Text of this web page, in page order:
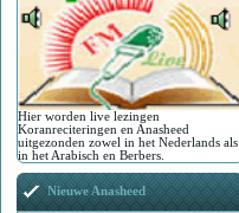
Hier worden live lezingen
Koranreciteringen en Anasheed
uitgezonden zowel in het Nederlands als
in het Arabisch en Berbers.
Nieuwe Anasheed